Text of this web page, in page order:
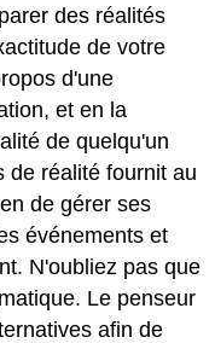
des réalités
de votre
d'une
et en la
de quelqu'un
de réalité fournit au
de gérer ses
événements et
N'oubliez pas que
Le penseur
afin de